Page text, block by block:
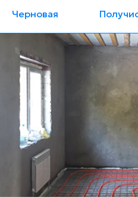
Черновая